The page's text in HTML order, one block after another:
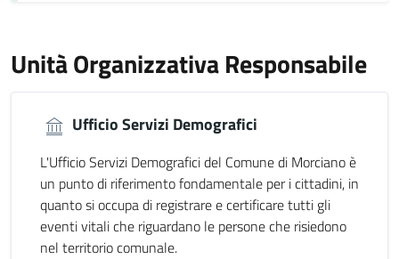
Unità Organizzativa Responsabile
Ufficio Servizi Demografici
L'Ufficio Servizi Demografici del Comune di Morciano è
un punto di riferimento fondamentale per i cittadini, in
quanto si occupa di registrare e certificare tutti gli
eventi vitali che riguardano le persone che risiedono
nel territorio comunale.